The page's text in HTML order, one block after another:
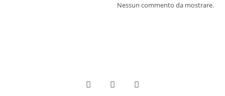
Nessun commento da mostrare.